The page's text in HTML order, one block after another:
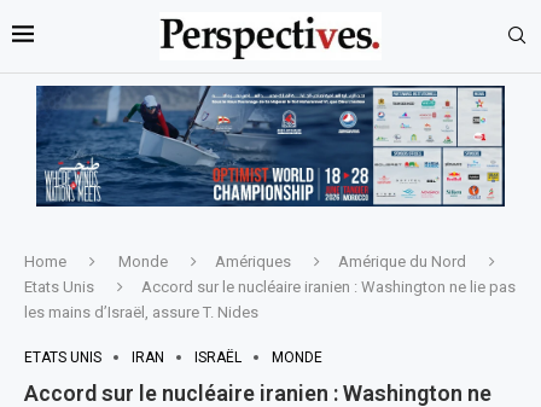
Home Monde Amériques
Amérique du Nord
Etats Unis
Accord sur le nucléaire iranien : Washington ne lie pas
les mains d’Israël, assure T. Nides
ETATS UNIS IRAN ISRAËL MONDE
Accord sur le nucléaire iranien : Washington ne